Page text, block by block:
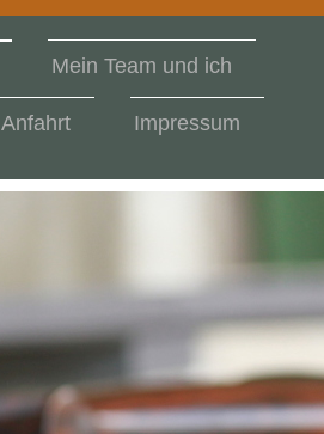
Mein Team und ich
Anfahrt Impressum